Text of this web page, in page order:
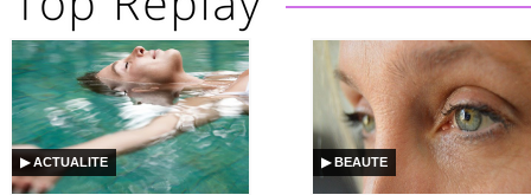
▶ ACTUALITE ▶ BEAUTE